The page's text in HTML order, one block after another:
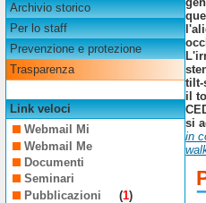
Archivio storico
Per lo staff
Prevenzione e protezione
Trasparenza
Link veloci
Webmail Mi
Webmail Me
Documenti
Seminari
Pubblicazioni
(1)
tilt-
il
si
in